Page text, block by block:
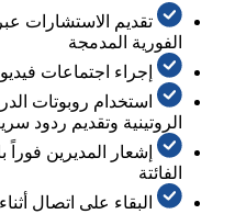
تقديم الاستشارات
الفورية المدمجة
إجراء اجتماعات
استخدام روبوتات
الروتينية وتقديم ردود
إشعار المديرين فوراً
الفائتة
البقاء على اتصال